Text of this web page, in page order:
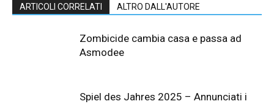
ARTICOLI CORRELATI ALTRO DALL'AUTORE
Zombicide cambia casa e passa ad
Asmodee
Spiel des Jahres 2025 – Annunciati i